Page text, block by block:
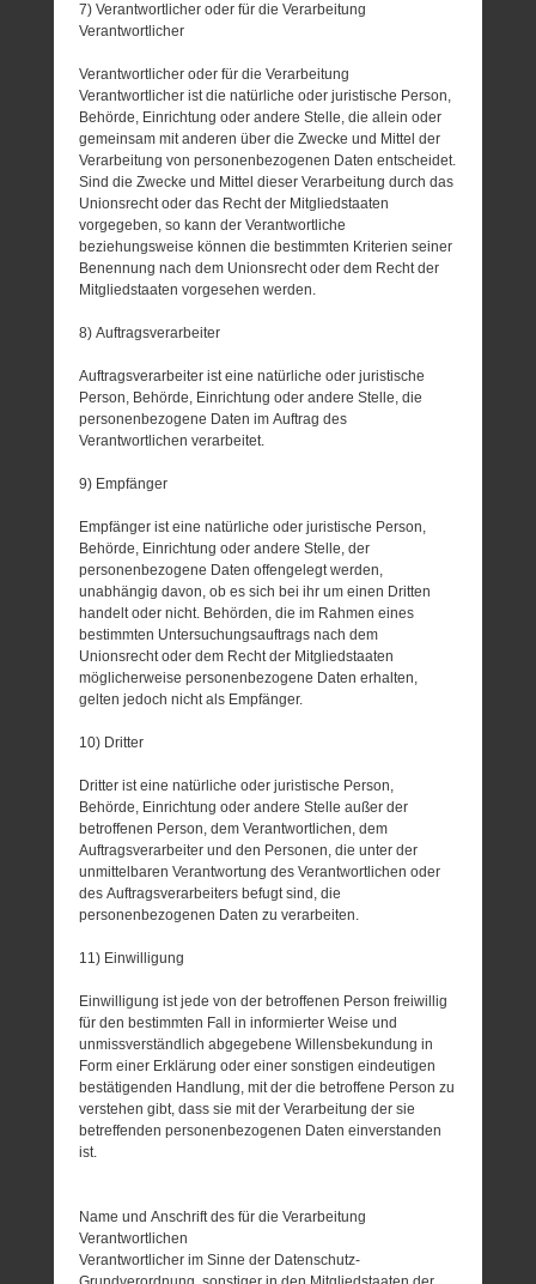
7) Verantwortlicher oder für die Verarbeitung
Verantwortlicher
Verantwortlicher oder für die Verarbeitung
Verantwortlicher ist die natürliche oder juristische Person,
Behörde, Einrichtung oder andere Stelle, die allein oder
gemeinsam mit anderen über die Zwecke und Mittel der
Verarbeitung von personenbezogenen Daten entscheidet.
Sind die Zwecke und Mittel dieser Verarbeitung durch das
Unionsrecht oder das Recht der Mitgliedstaaten
vorgegeben, so kann der Verantwortliche
beziehungsweise können die bestimmten Kriterien seiner
Benennung nach dem Unionsrecht oder dem Recht der
Mitgliedstaaten vorgesehen werden.
8) Auftragsverarbeiter
Auftragsverarbeiter ist eine natürliche oder juristische
Person, Behörde, Einrichtung oder andere Stelle, die
personenbezogene Daten im Auftrag des
Verantwortlichen verarbeitet.
9) Empfänger
Empfänger ist eine natürliche oder juristische Person,
Behörde, Einrichtung oder andere Stelle, der
personenbezogene Daten offengelegt werden,
unabhängig davon, ob es sich bei ihr um einen Dritten
handelt oder nicht. Behörden, die im Rahmen eines
bestimmten Untersuchungsauftrags nach dem
Unionsrecht oder dem Recht der Mitgliedstaaten
möglicherweise personenbezogene Daten erhalten,
gelten jedoch nicht als Empfänger.
10) Dritter
Dritter ist eine natürliche oder juristische Person,
Behörde, Einrichtung oder andere Stelle außer der
betroffenen Person, dem Verantwortlichen, dem
Auftragsverarbeiter und den Personen, die unter der
unmittelbaren Verantwortung des Verantwortlichen oder
des Auftragsverarbeiters befugt sind, die
personenbezogenen Daten zu verarbeiten.
11) Einwilligung
Einwilligung ist jede von der betroffenen Person freiwillig
für den bestimmten Fall in informierter Weise und
unmissverständlich abgegebene Willensbekundung in
Form einer Erklärung oder einer sonstigen eindeutigen
bestätigenden Handlung, mit der die betroffene Person zu
verstehen gibt, dass sie mit der Verarbeitung der sie
betreffenden personenbezogenen Daten einverstanden
ist.
Name und Anschrift des für die Verarbeitung
Verantwortlichen
Verantwortlicher im Sinne der Datenschutz-